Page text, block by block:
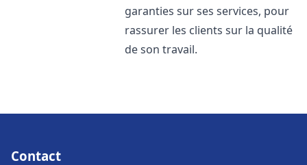
garanties sur ses services, pour
rassurer les clients sur la qualité
de son travail.
Contact